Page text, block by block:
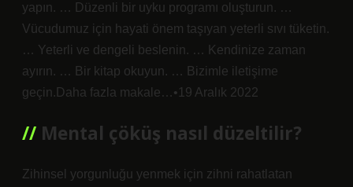
yapın. … Düzenli bir uyku programı oluşturun. …
Vücudumuz için hayati önem taşıyan yeterli sıvı tüketin.
… Yeterli ve dengeli beslenin. … Kendinize zaman
ayırın. … Bir kitap okuyun. … Bizimle iletişime
geçin.Daha fazla makale…•19 Aralık 2022
Mental çöküş nasıl düzeltilir?
Zihinsel yorgunluğu yenmek için zihni rahatlatan